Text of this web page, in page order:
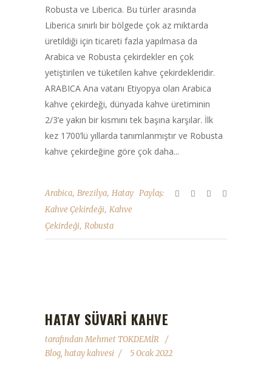
Robusta ve Liberica. Bu türler arasında
Liberica sınırlı bir bölgede çok az miktarda
üretildiği için ticareti fazla yapılmasa da
Arabica ve Robusta çekirdekler en çok
yetiştirilen ve tüketilen kahve çekirdekleridir.
ARABICA Ana vatanı Etiyopya olan Arabica
kahve çekirdeği, dünyada kahve üretiminin
2/3’e yakın bir kısmını tek başına karşılar. İlk
kez 1700’lü yıllarda tanımlanmıştır ve Robusta
kahve çekirdeğine göre çok daha...
Arabica, Brezilya, Hatay
Kahve Çekirdeği, Kahve
Çekirdeği, Robusta
Paylaş:
HATAY SÜVARİ KAHVE
tarafındanMehmet TOKDEMİR
Blog, hatay kahvesi 5 Ocak 2022